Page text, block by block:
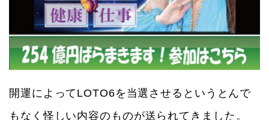
開運によってLOTO6を当選させるというとんで
もなく怪しい内容のものが送られてきました。